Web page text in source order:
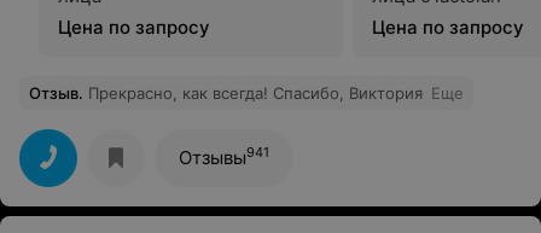
Цена по запросу
Цена по запросу
Отзыв. Прекрасно, как всегда! Спасибо, Виктория Еще
Отзывы941